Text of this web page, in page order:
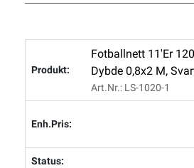
Fotballnett 11'er
Dybde 0,8x2 M,
Art.nr.: LS-1020-1